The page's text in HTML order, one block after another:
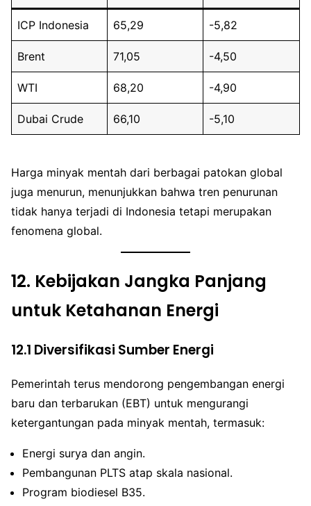
ICP Indonesia 65,29 -5,82
Brent 71,05 -4,50
WTI 68,20 -4,90
Dubai Crude 66,10 -5,10
Harga minyak mentah dari berbagai patokan global
juga menurun, menunjukkan bahwa tren penurunan
tidak hanya terjadi di Indonesia tetapi merupakan
fenomena global.
12. Kebijakan Jangka Panjang
untuk Ketahanan Energi
12.1 Diversifikasi Sumber Energi
Pemerintah terus mendorong pengembangan energi
baru dan terbarukan (EBT) untuk mengurangi
ketergantungan pada minyak mentah, termasuk:
Energi surya dan angin.
Pembangunan PLTS atap skala nasional.
Program biodiesel B35.